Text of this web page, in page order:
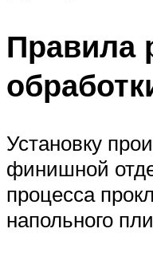
Правила
Установку
финишной
процесса
напольного